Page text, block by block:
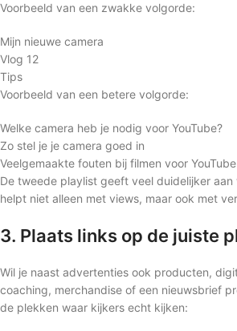
Voorbeeld van een zwakke volgorde:
Mijn nieuwe camera
Vlog 12
Tips
Voorbeeld van een betere volgorde:
Welke camera heb je nodig voor YouTube?
Zo stel je je camera goed in
Veelgemaakte fouten bij filmen voor YouTube
De tweede playlist geeft veel duidelijker
helpt niet alleen met views, maar ook met
3. Plaats links op de juiste
Wil je naast advertenties ook producten,
coaching, merchandise of een nieuwsbrief
de plekken waar kijkers echt kijken: